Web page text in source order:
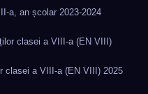
a, an școlar 2023-2024
clasei a VIII-a (EN VIII)
clasei a VIII-a (EN VIII) 2025